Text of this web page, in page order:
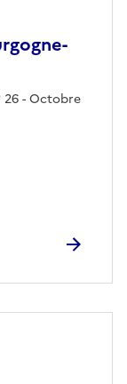
26 - Octobre